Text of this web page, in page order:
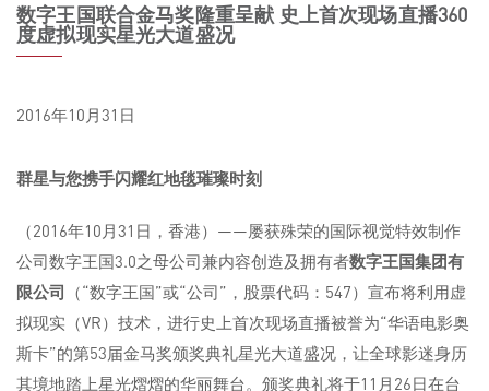
数字王国联合金马奖隆重呈献 史上首次现场直播360
度虚拟现实星光大道盛况
2016年10月31日
群星与您携手闪耀红地毯璀璨时刻
（2016年10月31日，香港）——屡获殊荣的国际视觉特效制作
公司数字王国3.0之母公司兼内容创造及拥有者数字王国集团有
限公司 （“数字王国”或“公司”，股票代码：547）宣布将利用虚
拟现实（VR）技术，进行史上首次现场直播被誉为“华语电影奥
斯卡”的第53届金马奖颁奖典礼星光大道盛况，让全球影迷身历
其境地踏上星光熠熠的华丽舞台。颁奖典礼将于11月26日在台